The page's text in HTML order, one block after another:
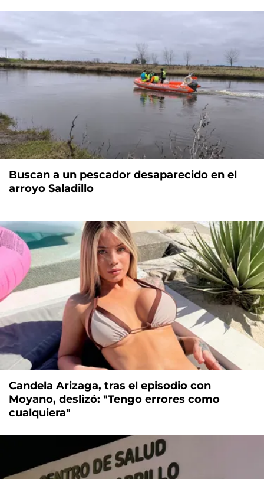
Buscan a un pescador desaparecido en el
arroyo Saladillo
Candela Arizaga, tras el episodio con
Moyano, deslizó: "Tengo errores como
cualquiera"